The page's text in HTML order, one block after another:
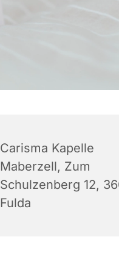
Carisma Kapelle
Maberzell, Zum
Schulzenberg 12,
Fulda